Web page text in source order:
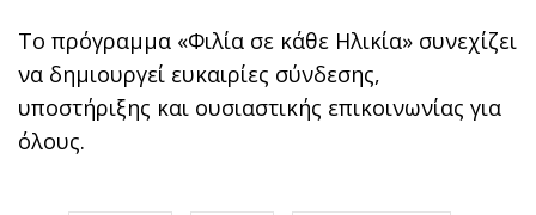
Το πρόγραμμα «Φιλία σε κάθε Ηλικία» συνεχίζει
να δημιουργεί ευκαιρίες σύνδεσης,
υποστήριξης και ουσιαστικής επικοινωνίας για
όλους.